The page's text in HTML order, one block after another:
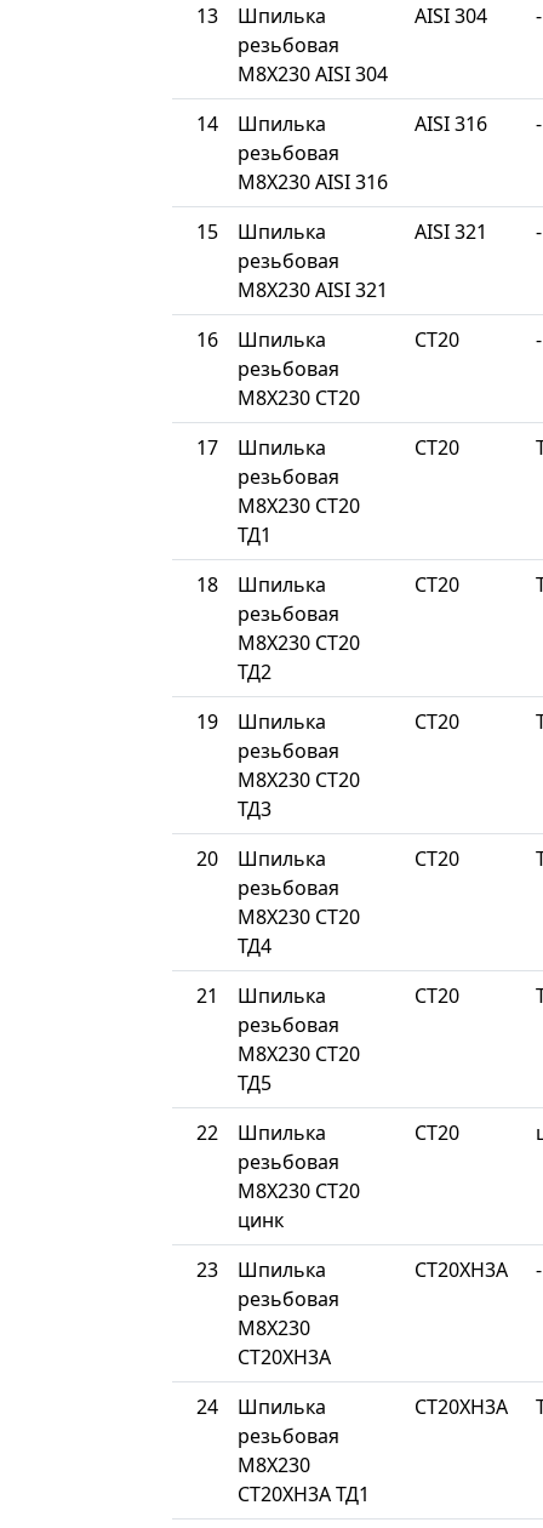
13
Шпилька
резьбовая
М8Х230 AISI 304
AISI 304 -
14
Шпилька
резьбовая
М8Х230 AISI 316
AISI 316 -
15
Шпилька
резьбовая
М8Х230 AISI 321
AISI 321 -
16
Шпилька
резьбовая
М8Х230 СТ20
СТ20 -
17
Шпилька
резьбовая
М8Х230 СТ20
ТД1
СТ20
18
Шпилька
резьбовая
М8Х230 СТ20
ТД2
СТ20
19
Шпилька
резьбовая
М8Х230 СТ20
ТД3
СТ20
20
Шпилька
резьбовая
М8Х230 СТ20
ТД4
СТ20
21
Шпилька
резьбовая
М8Х230 СТ20
ТД5
СТ20
22
Шпилька
резьбовая
М8Х230 СТ20
цинк
СТ20
23
Шпилька
резьбовая
М8Х230
СТ20ХН3А
СТ20ХН3А -
24
Шпилька
резьбовая
М8Х230
СТ20ХН3А ТД1
СТ20ХН3А